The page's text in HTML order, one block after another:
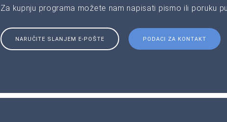
Za kupnju programa možete nam napisati pismo ili poruku
NARUČITE SLANJEM E-POŠTE PODACI ZA KONTAKT